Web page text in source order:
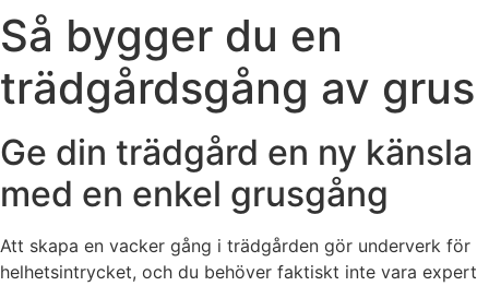
Så bygger du en
trädgårdsgång av grus
Ge din trädgård en ny känsla
med en enkel grusgång
Att skapa en vacker gång i trädgården gör underverk för
helhetsintrycket, och du behöver faktiskt inte vara expert